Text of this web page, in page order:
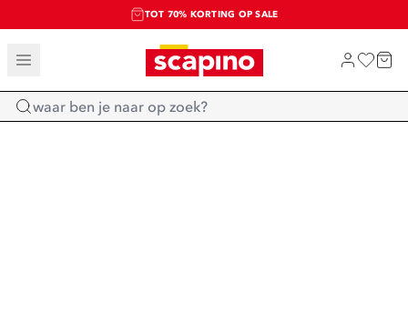
TOT 70% KORTING OP SALE
SALE: LAATSTE KANS!
SHOP NIEUW
Home